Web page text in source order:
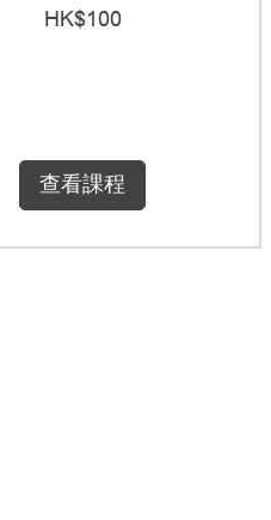
HK$100
查看課程